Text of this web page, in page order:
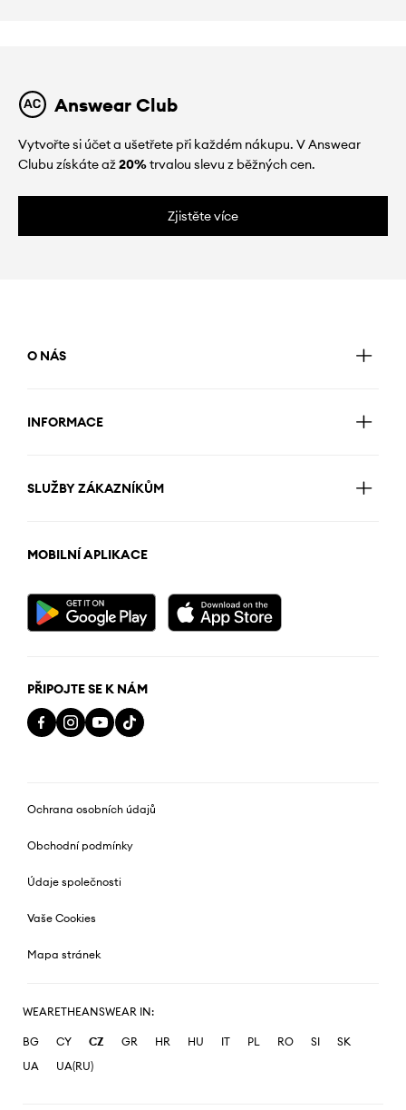
Answear Club
Vytvořte si účet a ušetřete při každém nákupu. V Answear
Clubu získáte až20%trvalou slevu z běžných cen.
Zjistěte více
O NÁS
INFORMACE
SLUŽBY ZÁKAZNÍKŮM
MOBILNÍ APLIKACE
PŘIPOJTE SE K NÁM
Ochrana osobních údajů
Obchodní podmínky
Údaje společnosti
Vaše Cookies
Mapa stránek
WEARETHEANSWEAR IN:
BG CY CZ GR HR HU IT PL RO SI
SK
UA
UA(RU)